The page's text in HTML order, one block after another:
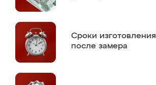
Сроки изготовления
после замера